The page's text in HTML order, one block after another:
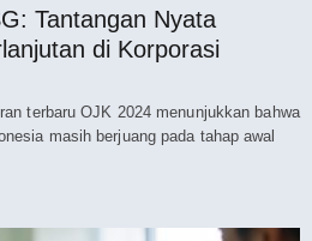
Tantangan Nyata
di Korporasi
terbaru OJK 2024 menunjukkan bahwa
masih berjuang pada tahap awal